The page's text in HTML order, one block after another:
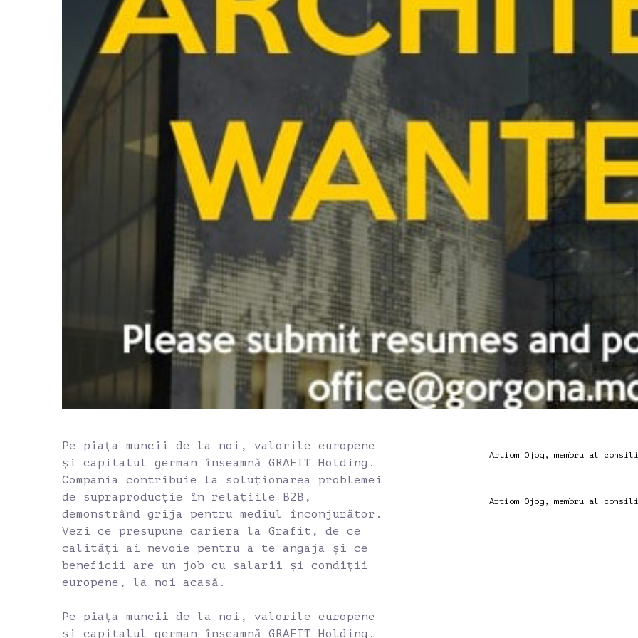
Pe piața muncii de la noi, valorile europene
și capitalul german înseamnă GRAFIT Holding.
Compania contribuie la soluționarea problemei
de supraproducție în relațiile B2B,
demonstrând grija pentru mediul înconjurător.
Vezi ce presupune cariera la Grafit, de ce
calități ai nevoie pentru a te angaja și ce
beneficii are un job cu salarii și condiții
europene, la noi acasă.
Pe piața muncii de la noi, valorile europene
și capitalul german înseamnă GRAFIT Holding.
Artiom Ojog, membru al
Artiom Ojog, membru al